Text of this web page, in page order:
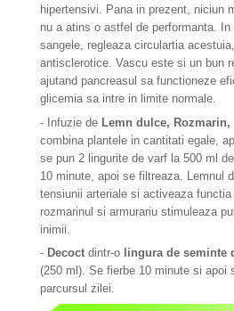
hipertensivi. Pana in prezent, niciun
nu a atins o astfel de performanta.
sangele, regleaza circulartia
antisclerotice. Vascu este si un bun
ajutand pancreasul sa functioneze
glicemia sa intre in limite normale.
- Infuzie de Lemn dulce,
combina plantele in cantitati egale,
se pun 2 lingurite de varf la 500 ml
10 minute, apoi se filtreaza. Lemnul
tensiunii arteriale si activeaza functia
rozmarinul si armurariu stimuleaza
inimii.
- Decoct dintr-o lingura de seminte
(250 ml). Se fierbe 10 minute si apoi
parcursul zilei.